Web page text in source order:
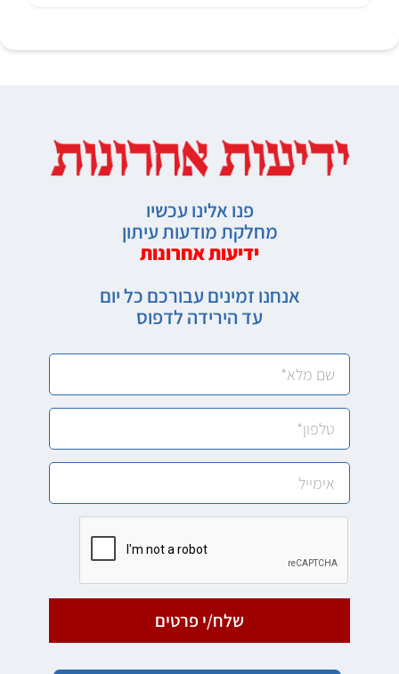
פנו אלינו עכשיו
מחלקת מודעות עיתון
ידיעות אחרונות
אנחנו זמינים עבורכם כל יום
עד הירידה לדפוס
שלח/י פרטים